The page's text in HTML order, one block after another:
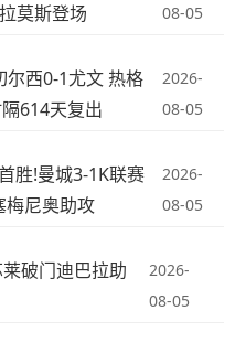
莫斯登场
08-05
尔西0-1尤文 热格
614天复出
2026-
08-05
胜!曼城3-1K联赛
梅尼奥助攻
2026-
08-05
破门迪巴拉助
2026-
08-05